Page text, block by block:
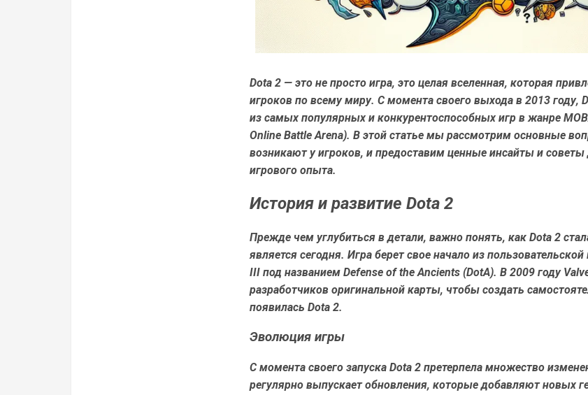
Dota 2 — это не просто игра, это целая вселенная, которая
игроков по всему миру. С момента своего выхода в 2013 году,
из самых популярных и конкурентоспособных игр в жанре
Online Battle Arena). В этой статье мы рассмотрим основные
возникают у игроков, и предоставим ценные инсайты и
игрового опыта.
История и развитие Dota 2
Прежде чем углубиться в детали, важно понять, как Dota 2
является сегодня. Игра берет свое начало из
III под названием Defense of the Ancients (DotA). В 2009 году
разработчиков оригинальной карты, чтобы создать
появилась Dota 2.
Эволюция игры
С момента своего запуска Dota 2 претерпела множество
регулярно выпускает обновления, которые добавляют новых